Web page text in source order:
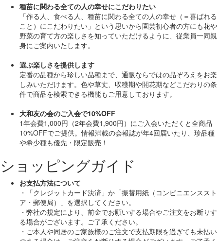
種苗に関わる全ての人の幸せにこだわりたい
「作る人、食べる人、種苗に関わる全ての人の幸せ（＝喜ばれる
こと）にこだわりたい」 という思いから園芸初心者の方にも花や
野菜の育て方の楽しさを知っていただけるように、従業員一同親
身にご案内いたします。
選ぶ楽しさを提供します
定番の品種から珍しい品種まで、通販ならではの品ぞろえをお楽
しみいただけます。色や草丈、収穫期や開花期などこだわりの条
件で商品を検索できる機能もご用意しております。
大和友の会のご入会で10%OFF
1年会費1,000円（2年会費1,900円）にご入会いただくと全商品
10%OFFでご提供。情報満載の会報誌が年4回届いたり、珍品種
や希少種も優先・限定販売！
ショッピングガイド
お支払方法について
・「クレジットカード決済」か「振替用紙（コンビニエンススト
ア・郵便局）」を選択してください。
・弊社の規定により、前金でお願いする場合やご注文をお断りす
る場合がございます。ご了承ください。
・ご本人や同居のご家族様のご注文で支払期限を過ぎても未払い